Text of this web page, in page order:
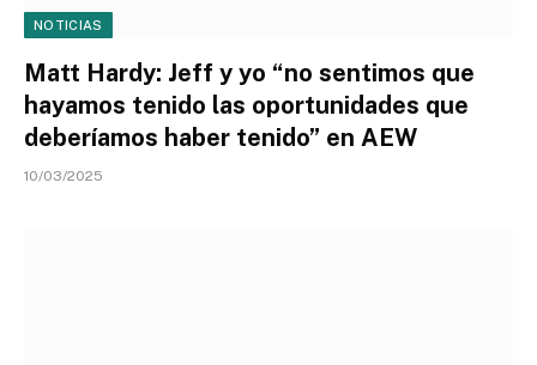
NOTICIAS
Matt Hardy: Jeff y yo “no sentimos que
hayamos tenido las oportunidades que
deberíamos haber tenido” en AEW
10/03/2025